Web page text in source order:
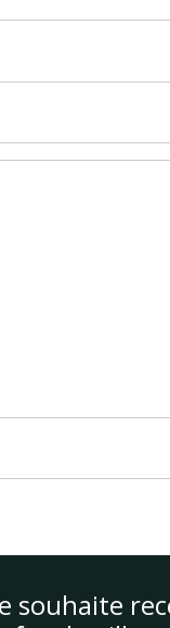
souhaite